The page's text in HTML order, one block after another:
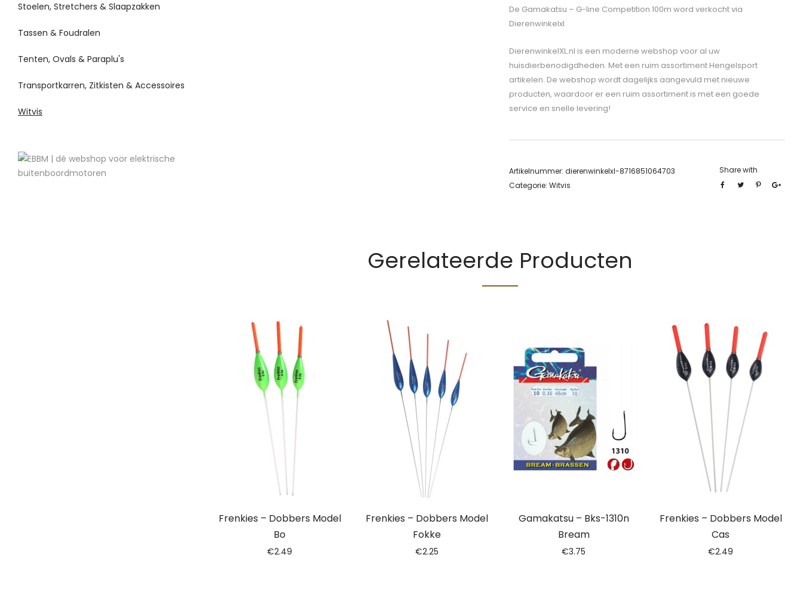
De Gamakatsu – G-line Competition 100m word verkocht via
Dierenwinkelxl
DierenwinkelXL.nl is een moderne webshop voor al uw
huisdierbenodigdheden. Met een ruim assortiment Hengelsport
artikelen. De webshop wordt dagelijks aangevuld met nieuwe
producten, waardoor er een ruim assortiment is met een goede
service en snelle levering!
Artikelnummer: dierenwinkelxl-8716851064703
Categorie: Witvis
Share with
Gerelateerde Producten
Frenkies – Dobbers Model
Bo
€2.49
Frenkies – Dobbers Model
Fokke
€2.25
Gamakatsu – Bks-1310n
Bream
€3.75
Frenkies – Dobbers Model
Cas
€2.49
Stoelen, Stretchers & Slaapzakken
Tassen & Foudralen
Tenten, Ovals & Paraplu's
Transportkarren, Zitkisten & Accessoires
Witvis